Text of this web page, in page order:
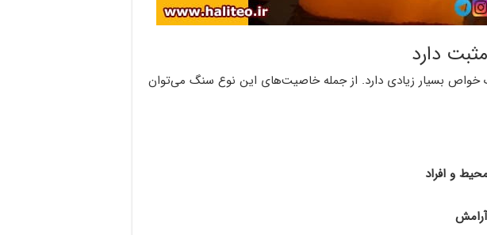
دارد
بسیار زیادی دارد. از جمله خاصیت‌های این نوع سنگ می‌توان
و افراد